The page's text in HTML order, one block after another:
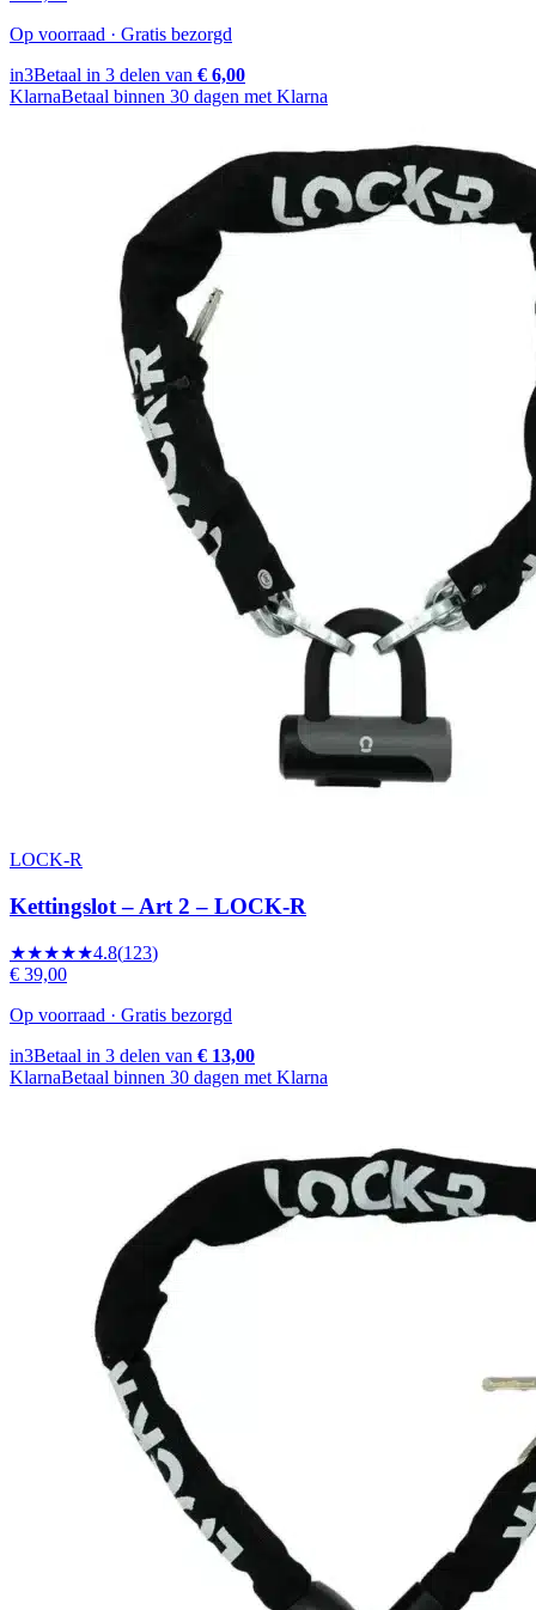
Op voorraad · Gratis bezorgd
in3Betaal in 3 delen van € 6,00
KlarnaBetaal binnen 30 dagen met Klarna
LOCK-R
Kettingslot – Art 2 – LOCK-R
★★★★★4.8(123)
€ 39,00
Op voorraad · Gratis bezorgd
in3Betaal in 3 delen van € 13,00
KlarnaBetaal binnen 30 dagen met Klarna